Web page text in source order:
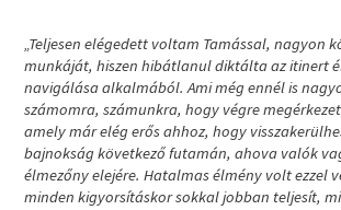
„Teljesen elégedett voltam Tamással, nagyon
munkáját, hiszen hibátlanul diktálta az itinert
navigálása alkalmából. Ami még ennél is
számomra, számunkra, hogy végre
amely már elég erős ahhoz, hogy
bajnokság következő futamán, ahova valók
élmezőny elejére. Hatalmas élmény volt ezzel
minden kigyorsításkor sokkal jobban teljesít,